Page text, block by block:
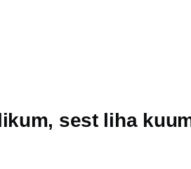
sest liha